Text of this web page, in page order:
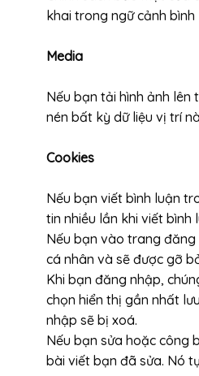
khai trong ngữ cảnh bình
Media
Nếu bạn tải hình ảnh lên
nén bất kỳ dữ liệu vị trí
Cookies
Nếu bạn viết bình luận
tin nhiều lần khi viết bình
Nếu bạn vào trang
cá nhân và sẽ được gỡ
Khi bạn đăng nhập,
chọn hiển thị gần nhất
nhập sẽ bị xoá.
Nếu bạn sửa hoặc công
bài viết bạn đã sửa. Nó